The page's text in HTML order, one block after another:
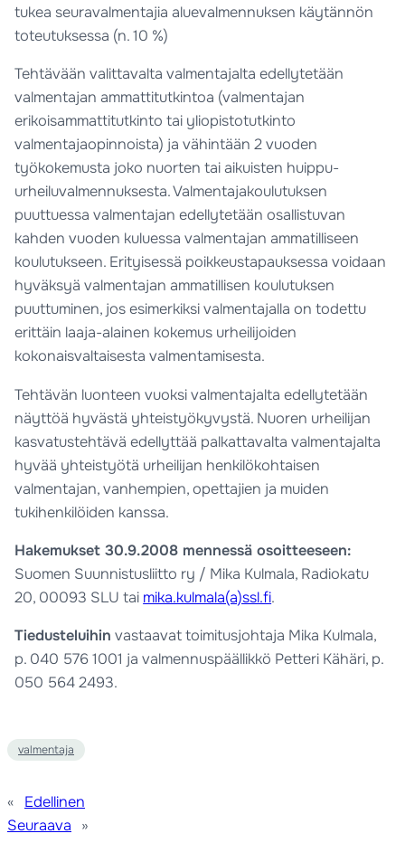
tukea seuravalmentajia aluevalmennuksen käytännön
toteutuksessa (n. 10 %)
Tehtävään valittavalta valmentajalta edellytetään
valmentajan ammattitutkintoa (valmentajan
erikoisammattitutkinto tai yliopistotutkinto
valmentajaopinnoista) ja vähintään 2 vuoden
työkokemusta joko nuorten tai aikuisten huippu-
urheiluvalmennuksesta. Valmentajakoulutuksen
puuttuessa valmentajan edellytetään osallistuvan
kahden vuoden kuluessa valmentajan ammatilliseen
koulutukseen. Erityisessä poikkeustapauksessa voidaan
hyväksyä valmentajan ammatillisen koulutuksen
puuttuminen, jos esimerkiksi valmentajalla on todettu
erittäin laaja-alainen kokemus urheilijoiden
kokonaisvaltaisesta valmentamisesta.
Tehtävän luonteen vuoksi valmentajalta edellytetään
näyttöä hyvästä yhteistyökyvystä. Nuoren urheilijan
kasvatustehtävä edellyttää palkattavalta valmentajalta
hyvää yhteistyötä urheilijan henkilökohtaisen
valmentajan, vanhempien, opettajien ja muiden
tukihenkilöiden kanssa.
Hakemukset 30.9.2008 mennessä osoitteeseen:
Suomen Suunnistusliitto ry / Mika Kulmala, Radiokatu
20, 00093 SLU tai mika.kulmala(a)ssl.fi.
Tiedusteluihin vastaavat toimitusjohtaja Mika Kulmala,
p. 040 576 1001 ja valmennuspäällikkö Petteri Kähäri, p.
050 564 2493.
valmentaja
«
Edellinen
Seuraava
»